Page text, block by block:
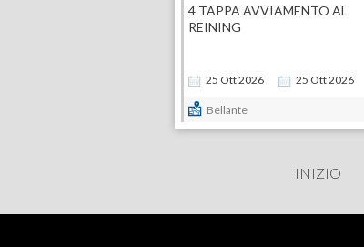
25 Ott2026 25 Ott2026
4 TAPPA AVVIAMENTO AL
REINING
Bellante
INIZIO